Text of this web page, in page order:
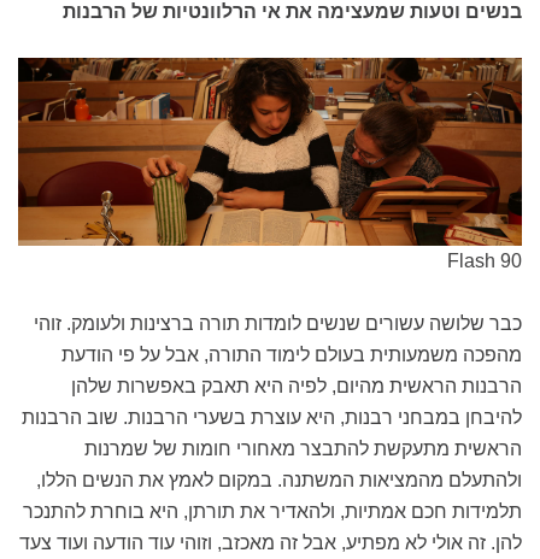
בנשים וטעות שמעצימה את אי הרלוונטיות של הרבנות
Flash 90
כבר שלושה עשורים שנשים לומדות תורה ברצינות ולעומק. זוהי
מהפכה משמעותית בעולם לימוד התורה, אבל על פי הודעת
הרבנות הראשית מהיום, לפיה היא תאבק באפשרות שלהן
להיבחן במבחני רבנות, היא עוצרת בשערי הרבנות. שוב הרבנות
הראשית מתעקשת להתבצר מאחורי חומות של שמרנות
ולהתעלם מהמציאות המשתנה. במקום לאמץ את הנשים הללו,
תלמידות חכם אמתיות, ולהאדיר את תורתן, היא בוחרת להתנכר
להן. זה אולי לא מפתיע, אבל זה מאכזב, וזוהי עוד הודעה ועוד צעד